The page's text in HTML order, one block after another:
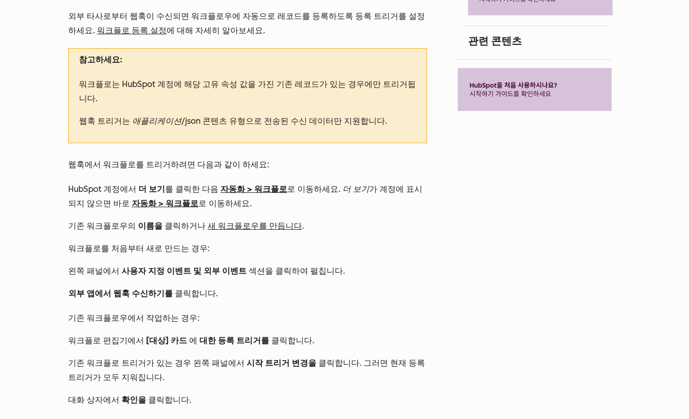
외부 타사로부터 웹훅이 수신되면 워크플로우에 자동으로 레코드를 등록하도록 등록 트리거를 설정
하세요. 워크플로 등록 설정에 대해 자세히 알아보세요.
참고하세요:
워크플로는 HubSpot 계정에 해당 고유 속성 값을 가진 기존 레코드가 있는 경우에만 트리거됩
니다.
웹훅 트리거는 애플리케이션/json 콘텐츠 유형으로 전송된 수신 데이터만 지원합니다.
웹훅에서 워크플로를 트리거하려면 다음과 같이 하세요:
HubSpot 계정에서 더 보기를 클릭한 다음 자동화> 워크플로로 이동하세요. 더 보기가 계정에 표시
되지 않으면 바로 자동화> 워크플로로 이동하세요.
기존 워크플로우의 이름을 클릭하거나 새 워크플로우를 만듭니다.
워크플로를 처음부터 새로 만드는 경우:
왼쪽 패널에서 사용자 지정 이벤트 및 외부 이벤트 섹션을 클릭하여 펼칩니다.
외부 앱에서 웹훅 수신하기를 클릭합니다.
기존 워크플로우에서 작업하는 경우:
워크플로 편집기에서 [대상] 카드 에 대한 등록 트리거를 클릭합니다.
기존 워크플로 트리거가 있는 경우 왼쪽 패널에서 시작 트리거 변경을 클릭합니다. 그러면 현재 등록
트리거가 모두 지워집니다.
대화 상자에서 확인을 클릭합니다.
관련 콘텐츠